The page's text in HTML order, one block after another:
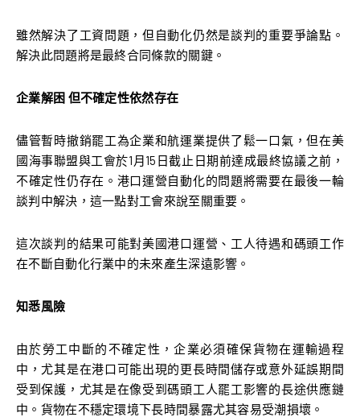
雖然解決了工資問題，但自動化仍然是談判的重要爭論點。
解決此問題將是最終合同條款的關鍵。
企業解困 但不確定性依然存在
儘管暫時撤銷罷工為企業和航運業提供了鬆一口氣，但在美
國海事聯盟與工會於1月15日截止日期前達成最終協議之前，
不確定性仍存在。港口運營自動化的問題將需要在最後一輪
談判中解決，這一點對工會來說至關重要。
這次談判的結果可能對美國港口運營、工人待遇和碼頭工作
在不斷自動化行業中的未來產生深遠影響。
知悉風險
由於勞工中斷的不確定性，企業必須確保貨物在運輸過程
中，尤其是在港口可能出現的更長時間儲存或意外延誤期間
受到保護，尤其是在像受到碼頭工人罷工影響的長途供應鏈
中。貨物在不穩定環境下長時間暴露尤其容易受潮損壞。